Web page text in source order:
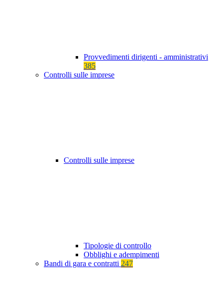
Provvedimenti dirigenti - amministrativi
385
Controlli sulle imprese
Controlli sulle imprese
Tipologie di controllo
Obblighi e adempimenti
Bandi di gara e contratti 247